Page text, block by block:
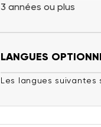
3 années ou plus
LANGUES
Les langues